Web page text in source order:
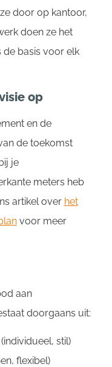
door op kantoor,
doen ze het
de basis voor elk
op
en de
de toekomst
je
meters heb
artikel over het
voor meer
aan
doorgaans uit:
stil)
flexibel)